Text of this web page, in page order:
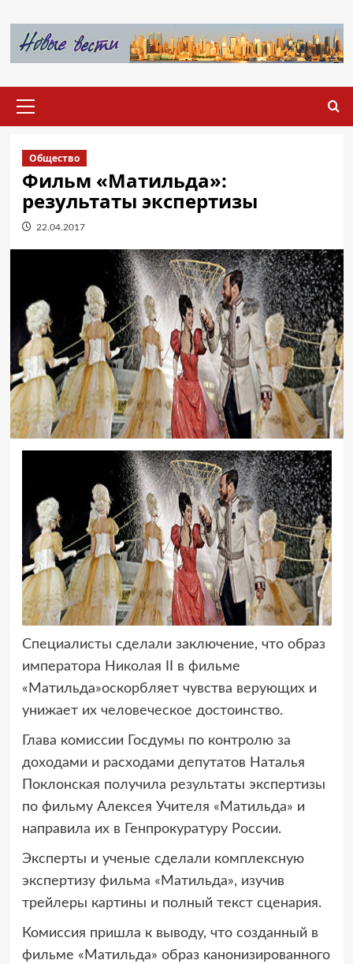
содержимому
меню
Общество
Фильм «Матильда»:
результаты экспертизы
22.04.2017
Специалисты сделали заключение, что образ
императора Николая II в фильме
«Матильда»оскорбляет чувства верующих и
унижает их человеческое достоинство.
Глава комиссии Госдумы по контролю за
доходами и расходами депутатов Наталья
Поклонская получила результаты экспертизы
по фильму Алексея Учителя «Матильда» и
направила их в Генпрокуратуру России.
Эксперты и ученые сделали комплексную
экспертизу фильма «Матильда», изучив
трейлеры картины и полный текст сценария.
Комиссия пришла к выводу, что созданный в
фильме «Матильда» образ канонизированного